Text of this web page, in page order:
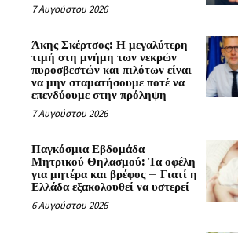
7 Αυγούστου 2026
Άκης Σκέρτσος: Η μεγαλύτερη
τιμή στη μνήμη των νεκρών
πυροσβεστών και πιλότων είναι
να μην σταματήσουμε ποτέ να
επενδύουμε στην πρόληψη
7 Αυγούστου 2026
Παγκόσμια Εβδομάδα
Μητρικού Θηλασμού: Τα οφέλη
για μητέρα και βρέφος – Γιατί η
Ελλάδα εξακολουθεί να υστερεί
6 Αυγούστου 2026